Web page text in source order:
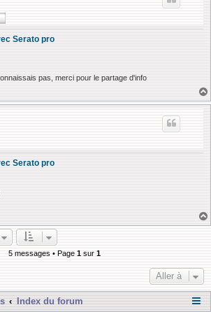
Serato pro
pas, merci pour le partage d'info
Serato pro
5 messages • Page 1 sur 1
Aller à
Index du forum